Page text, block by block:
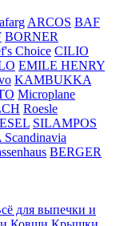
ARCOS BAF
BORNER
Choice CILIO
EMILE HENRY
KAMBUKKA
Microplane
Roesle
SILAMPOS
BERGER
для выпечки и